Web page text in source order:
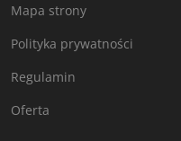
Mapa strony
Polityka prywatności
Regulamin
Oferta